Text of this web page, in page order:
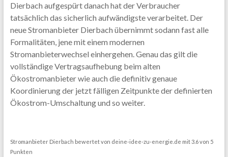
Dierbach aufgespürt danach hat der Verbraucher
tatsächlich das sicherlich aufwändigste verarbeitet. Der
neue Stromanbieter Dierbach übernimmt sodann fast alle
Formalitäten, jene mit einem modernen
Stromanbieterwechsel einhergehen. Genau das gilt die
vollständige Vertragsaufhebung beim alten
Ökostromanbieter wie auch die definitiv genaue
Koordinierung der jetzt fälligen Zeitpunkte der definierten
Ökostrom-Umschaltung und so weiter.
Stromanbieter Dierbach bewertet von deine-idee-zu-energie.de mit3.6von 5
Punkten